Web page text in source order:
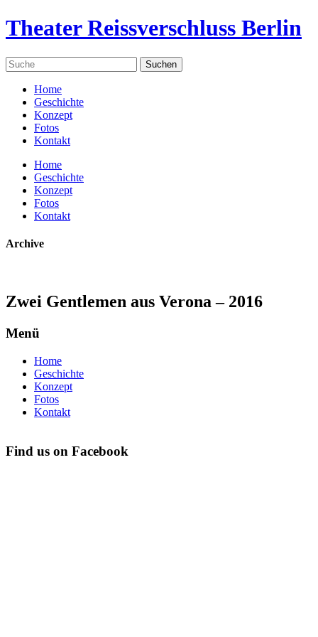
Theater Reissverschluss Berlin
Home
Geschichte
Konzept
Fotos
Kontakt
Home
Geschichte
Konzept
Fotos
Kontakt
Archive
Zwei Gentlemen aus Verona – 2016
Menü
Home
Geschichte
Konzept
Fotos
Kontakt
Find us on Facebook